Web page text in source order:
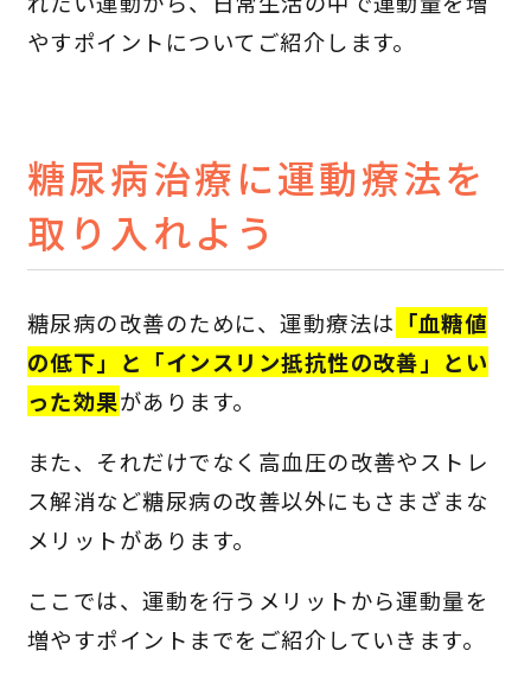
やすポイントについてご紹介します。
糖尿病治療に運動療法を
取り入れよう
糖尿病の改善のために、運動療法は 「血糖値
の低下」と「インスリン抵抗性の改善」とい
った効果があります。
また、それだけでなく高血圧の改善やストレ
ス解消など糖尿病の改善以外にもさまざまな
メリットがあります。
ここでは、運動を行うメリットから運動量を
増やすポイントまでをご紹介していきます。